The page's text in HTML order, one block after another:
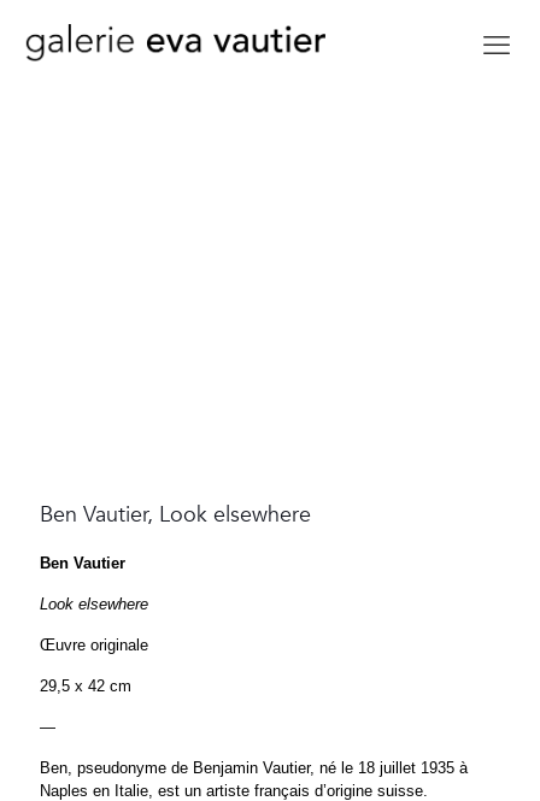
Ben Vautier, Look elsewhere
Ben Vautier
Look elsewhere
Œuvre originale
29,5 x 42 cm
—
Ben, pseudonyme de Benjamin Vautier, né le 18 juillet 1935 à
Naples en Italie, est un artiste français d’origine suisse.